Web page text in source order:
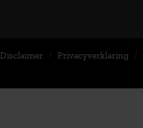
Disclaimer Privacyverklaring